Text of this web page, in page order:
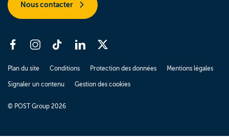
Nous contacter
Plan du site Conditions Protection des données Mentions légales
Signaler un contenu Gestion des cookies
© POST Group 2026